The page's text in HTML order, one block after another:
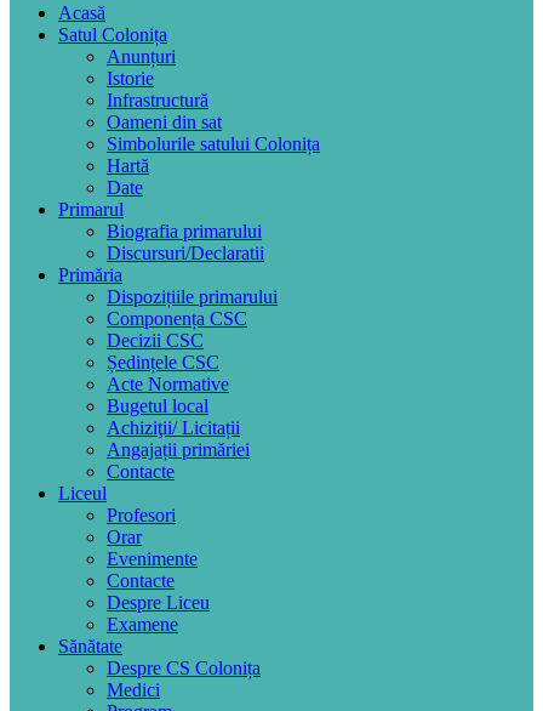
Acasă
Satul Colonița
Anunțuri
Istorie
Infrastructură
Oameni din sat
Simbolurile satului Colonița
Hartă
Date
Primarul
Biografia primarului
Discursuri/Declaratii
Primăria
Dispozițiile primarului
Componența CSC
Decizii CSC
Ședințele CSC
Acte Normative
Bugetul local
Achiziţii/ Licitații
Angajații primăriei
Contacte
Liceul
Profesori
Orar
Evenimente
Contacte
Despre Liceu
Examene
Sănătate
Despre CS Colonița
Medici